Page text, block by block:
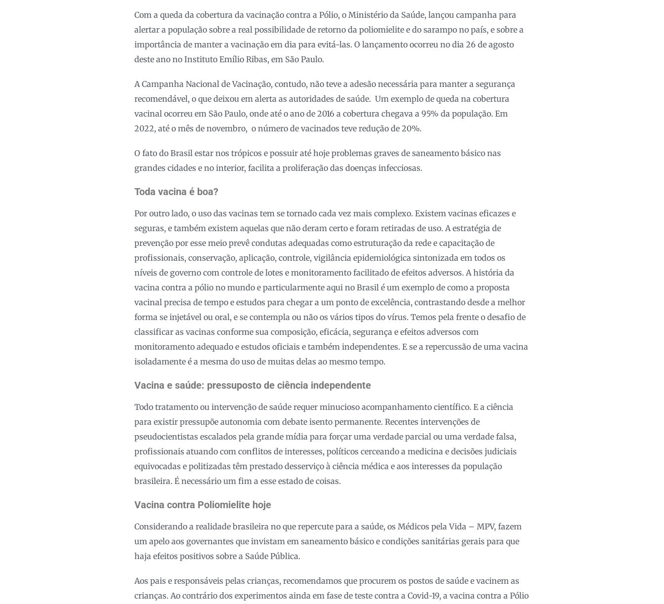
Com a queda da cobertura da vacinação contra a Pólio, o Ministério da Saúde, lançou campanha para
alertar a população sobre a real possibilidade de retorno da poliomielite e do sarampo no país, e sobre a
importância de manter a vacinação em dia para evitá-las. O lançamento ocorreu no dia 26 de agosto
deste ano no Instituto Emílio Ribas, em São Paulo.
A Campanha Nacional de Vacinação, contudo, não teve a adesão necessária para manter a segurança
recomendável, o que deixou em alerta as autoridades de saúde. Um exemplo de queda na cobertura
vacinal ocorreu em São Paulo, onde até o ano de 2016 a cobertura chegava a 95% da população. Em
2022, até o mês de novembro, o número de vacinados teve redução de 20%.
O fato do Brasil estar nos trópicos e possuir até hoje problemas graves de saneamento básico nas
grandes cidades e no interior, facilita a proliferação das doenças infecciosas.
Toda vacina é boa?
Por outro lado, o uso das vacinas tem se tornado cada vez mais complexo. Existem vacinas eficazes e
seguras, e também existem aquelas que não deram certo e foram retiradas de uso. A estratégia de
prevenção por esse meio prevê condutas adequadas como estruturação da rede e capacitação de
profissionais, conservação, aplicação, controle, vigilância epidemiológica sintonizada em todos os
níveis de governo com controle de lotes e monitoramento facilitado de efeitos adversos. A história da
vacina contra a pólio no mundo e particularmente aqui no Brasil é um exemplo de como a proposta
vacinal precisa de tempo e estudos para chegar a um ponto de excelência, contrastando desde a melhor
forma se injetável ou oral, e se contempla ou não os vários tipos do vírus. Temos pela frente o desafio de
classificar as vacinas conforme sua composição, eficácia, segurança e efeitos adversos com
monitoramento adequado e estudos oficiais e também independentes. E se a repercussão de uma vacina
isoladamente é a mesma do uso de muitas delas ao mesmo tempo.
Vacina e saúde: pressuposto de ciência independente
Todo tratamento ou intervenção de saúde requer minucioso acompanhamento científico. E a ciência
para existir pressupõe autonomia com debate isento permanente. Recentes intervenções de
pseudocientistas escalados pela grande mídia para forçar uma verdade parcial ou uma verdade falsa,
profissionais atuando com conflitos de interesses, políticos cerceando a medicina e decisões judiciais
equivocadas e politizadas têm prestado desserviço à ciência médica e aos interesses da população
brasileira. É necessário um fim a esse estado de coisas.
Vacina contra Poliomielite hoje
Considerando a realidade brasileira no que repercute para a saúde, os Médicos pela Vida – MPV, fazem
um apelo aos governantes que invistam em saneamento básico e condições sanitárias gerais para que
haja efeitos positivos sobre a Saúde Pública.
Aos pais e responsáveis pelas crianças, recomendamos que procurem os postos de saúde e vacinem as
crianças. Ao contrário dos experimentos ainda em fase de teste contra a Covid-19, a vacina contra a Pólio